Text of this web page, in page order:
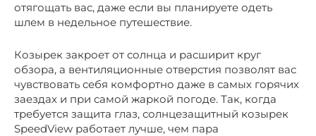
отягощать вас, даже если вы планируете одеть
шлем в недельное путешествие.
Козырек закроет от солнца и расширит круг
обзора, а вентиляционные отверстия позволят вас
чувствовать себя комфортно даже в самых горячих
заездах и при самой жаркой погоде. Так, когда
требуется защита глаз, солнцезащитный козырек
SpeedView работает лучше, чем пара